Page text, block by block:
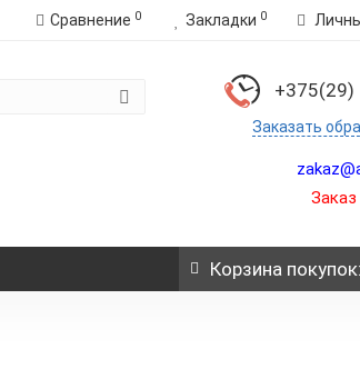
Сравнение 0 Закладки 0
+375(29)
Заказать
Корзинапокупок